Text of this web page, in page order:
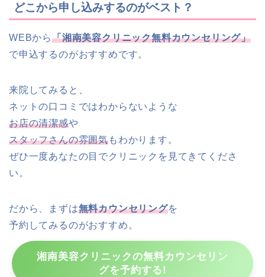
どこから申し込みするのがベスト？
WEBから「湘南美容クリニック無料カウンセリング」
で申込するのがおすすめです。
来院してみると、
ネットの口コミではわからないような
お店の清潔感や
スタッフさんの雰囲気もわかります。
ぜひ一度あなたの目でクリニックを見てきてくださ
い。
だから、まずは無料カウンセリングを
予約してみるのがおすすめ。
湘南美容クリニックの無料カウンセリン
グを予約する!